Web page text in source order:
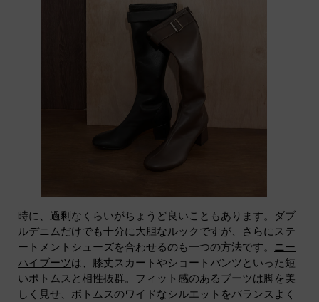
時に、過剰なくらいがちょうど良いこともあります。ダブ
ルデニムだけでも十分に大胆なルックですが、さらにステ
ートメントシューズを合わせるのも一つの方法です。 ニー
ハイブーツは、膝丈スカートやショートパンツといった短
いボトムスと相性抜群。フィット感のあるブーツは脚を美
しく見せ、ボトムスのワイドなシルエットをバランスよく